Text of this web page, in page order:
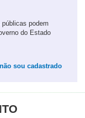
podem
do Estado
sou cadastrado